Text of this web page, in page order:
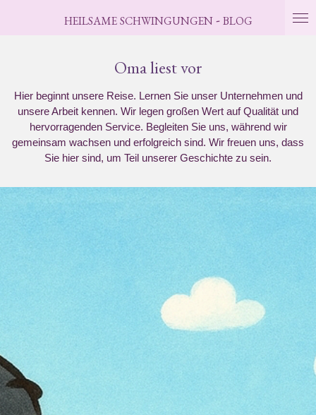
HEILSAME SCHWINGUNGEN-BLOG
Oma liest vor
Hier beginnt unsere Reise. Lernen Sie unser Unternehmen und
unsere Arbeit kennen. Wir legen großen Wert auf Qualität und
hervorragenden Service. Begleiten Sie uns, während wir
gemeinsam wachsen und erfolgreich sind. Wir freuen uns, dass
Sie hier sind, um Teil unserer Geschichte zu sein.